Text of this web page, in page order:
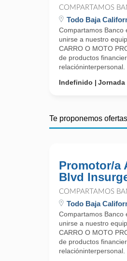
COMPARTAMOS
Todo Baja
Compartamos Banco
unirse a nuestro
CARRO O MOTO
de productos
relacióninterpersonal.
Indefinido
Jornada
Te proponemos
Promotor/a
Blvd
COMPARTAMOS
Todo Baja
Compartamos Banco
unirse a nuestro
CARRO O MOTO
de productos
relacióninterpersonal.